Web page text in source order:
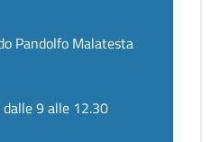
Pandolfo Malatesta
9 alle 12.30